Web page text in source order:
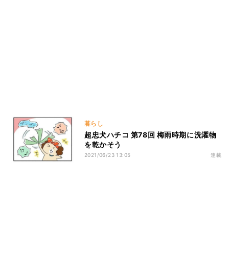
暮らし
超忠犬ハチコ 第78回 梅雨時期に洗濯物
を乾かそう
2021/06/23 13:05 連載